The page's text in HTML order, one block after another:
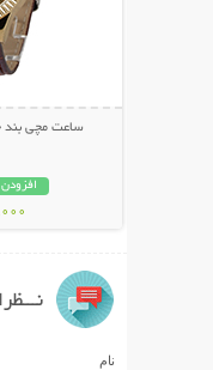
ساعت مچی بند
نام